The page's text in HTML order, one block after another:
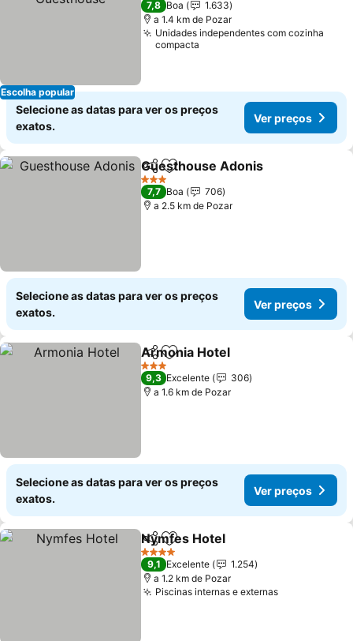
Escolha popular
7,8 Boa
1.633
a 1.4 km de Pozar
Unidades independentes com cozinha
compacta
Selecione as datas para ver os preços
exatos.
Ver preços
PartilharAdicionar aos favoritos
Guesthouse Adonis
3 Estrelas
7,7 Boa
706
a 2.5 km de Pozar
Selecione as datas para ver os preços
exatos.
Ver preços
PartilharAdicionar aos favoritos
Armonia Hotel
3 Estrelas
9,3 Excelente
306
a 1.6 km de Pozar
Selecione as datas para ver os preços
exatos.
Ver preços
PartilharAdicionar aos favoritos
Nymfes Hotel
4 Estrelas
9,1 Excelente
1.254
a 1.2 km de Pozar
Piscinas internas e externasVer preços